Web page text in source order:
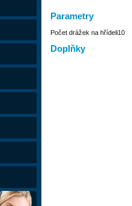
Parametry
Počet drážek na hřídeli10
Doplňky